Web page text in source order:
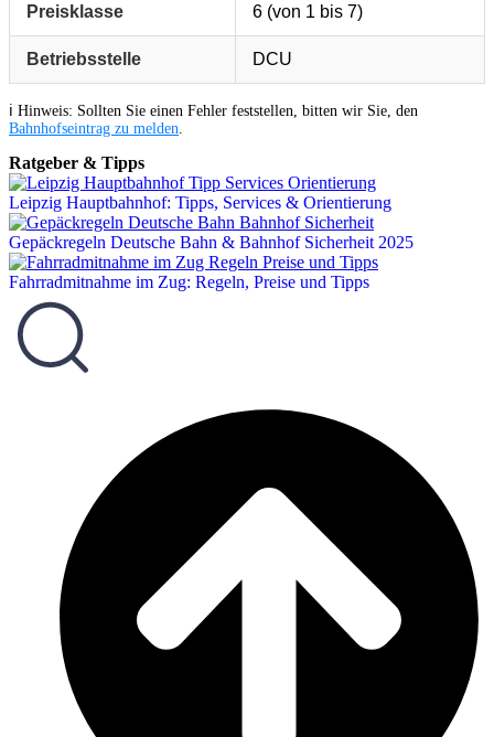
Preisklasse 6 (von 1 bis 7)
Betriebsstelle DCU
ℹ️ Hinweis: Sollten Sie einen Fehler feststellen, bitten wir Sie, den
Bahnhofseintrag zu melden
Ratgeber & Tipps
Leipzig Hauptbahnhof: Tipps, Services & Orientierung
Gepäckregeln Deutsche Bahn & Bahnhof Sicherheit 2025
Fahrradmitnahme im Zug: Regeln, Preise und Tipps